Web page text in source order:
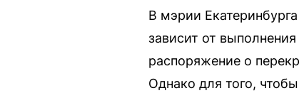
В мэрии
зависит от
распоряжение о
Однако для того,